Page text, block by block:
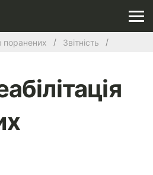
поранених Звітність